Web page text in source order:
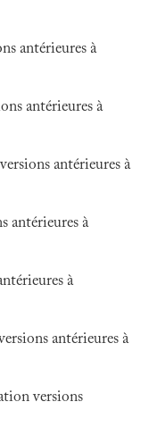
antérieures à
antérieures à
antérieures à
à
à
antérieures à
versions